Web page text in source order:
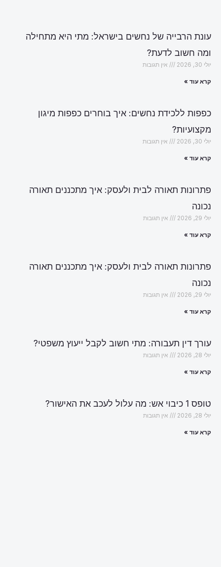
עונת הרבייה של נחשים בישראל: מתי היא מתחילה
ומה חשוב לדעת?
יולי 30, 2026 אין תגובות
קרא עוד »
כפפות ללכידת נחשים: איך בוחרים כפפות מיגון
מקצועיות?
יולי 30, 2026 אין תגובות
קרא עוד »
פתרונות תאורה לבית ולעסק: איך מתכננים תאורה
נכונה
יולי 29, 2026 אין תגובות
קרא עוד »
פתרונות תאורה לבית ולעסק: איך מתכננים תאורה
נכונה
יולי 29, 2026 אין תגובות
קרא עוד »
עורך דין תעבורה: מתי חשוב לקבל ייעוץ משפטי?
יולי 28, 2026 אין תגובות
קרא עוד »
טופס 1 כיבוי אש: מה עלול לעכב את האישור?
יולי 28, 2026 אין תגובות
קרא עוד »